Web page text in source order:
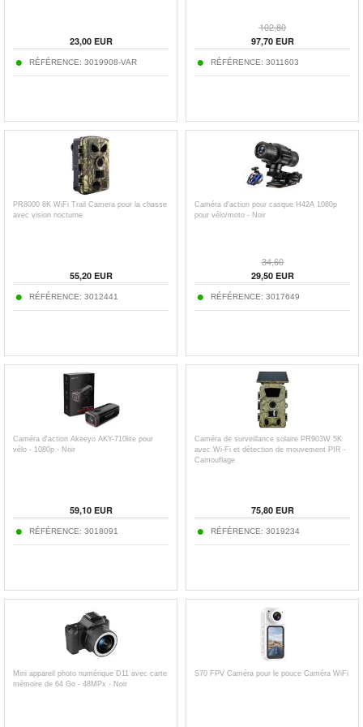
23,00EUR
RÉFÉRENCE: 3019908-VAR
102,80
97,70EUR
RÉFÉRENCE: 3011603
PR8000 8K WiFi Trail Camera pour la chasse
avec vision nocturne
55,20EUR
RÉFÉRENCE: 3012441
Caméra d'action pour casque H42A 1080p
pour vélo/moto - Noir
34,60
29,50EUR
RÉFÉRENCE: 3017649
Caméra d'action Akeeyo AKY-710lite pour
vélo - 1080p - Noir
59,10EUR
RÉFÉRENCE: 3018091
Caméra de surveillance solaire PR903W 5K
avec Wi-Fi et détection de mouvement PIR -
Camouflage
75,80EUR
RÉFÉRENCE: 3019234
Mini appareil photo numérique D11 avec carte
mémoire de 64 Go - 48MPx - Noir
S70 FPV Caméra pour le pouce Caméra WiFi